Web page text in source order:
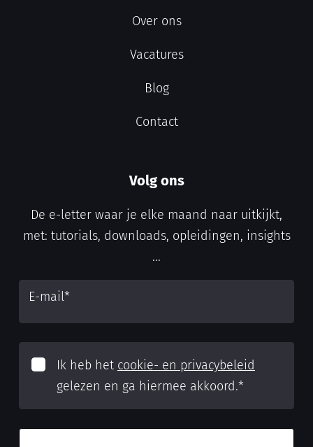
Over ons
Vacatures
Blog
Contact
Volg ons
De e-letter waar je elke maand naar uitkijkt,
met: tutorials, downloads, opleidingen, insights
...
E-mail*
Ik heb het cookie- en privacybeleid
gelezen en ga hiermee akkoord.*